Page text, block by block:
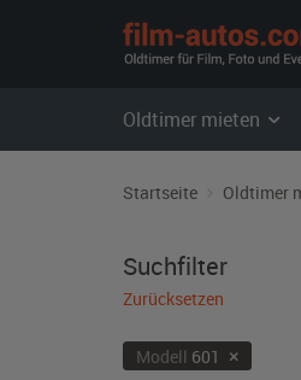
Oldtimer mieten
Startseite Oldtimer
Suchfilter
Zurücksetzen
Modell 601 ×